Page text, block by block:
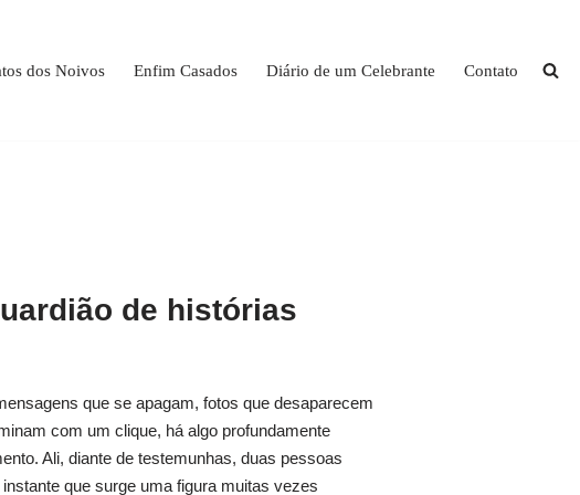
dos Noivos Enfim Casados Diário de um Celebrante Contato
de histórias
que se apagam, fotos que desaparecem
com um clique, há algo profundamente
Ali, diante de testemunhas, duas pessoas
que surge uma figura muitas vezes